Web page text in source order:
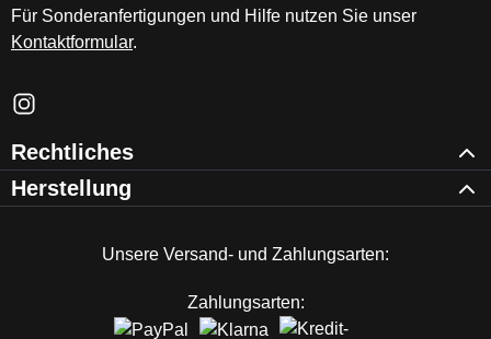
Für Sonderanfertigungen und Hilfe nutzen Sie unser
Kontaktformular.
Schau auf Instagram vorbei – öffnet in neuem Tab (externer
Rechtliches
Herstellung
Unsere Versand- und Zahlungsarten:
Zahlungsarten: